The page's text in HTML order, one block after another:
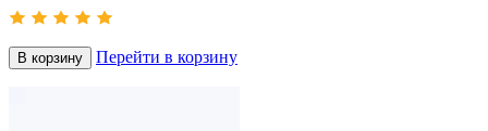
В корзину Перейти в корзину